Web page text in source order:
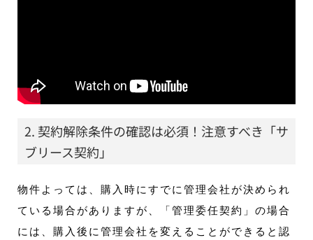
2. 契約解除条件の確認は必須！注意すべき「サ
ブリース契約」
物件よっては、購入時にすでに管理会社が決められ
ている場合がありますが、「管理委任契約」の場合
には、購入後に管理会社を変えることができると認